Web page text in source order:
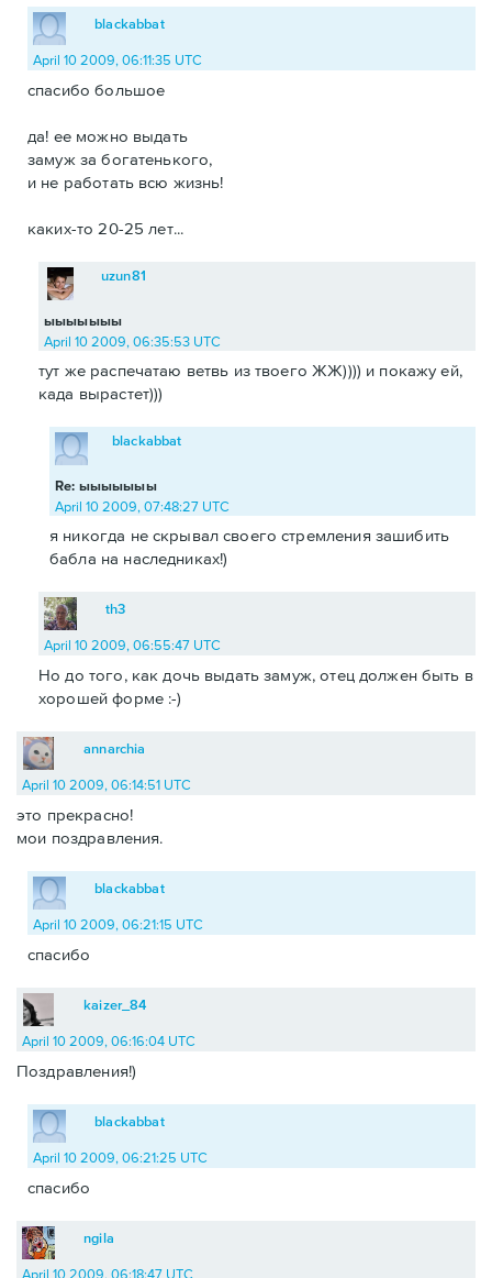
blackabbat
April 10 2009, 06:11:35 UTC
спасибо большое
да! ее можно выдать
замуж за богатенького,
и не работать всю жизнь!
каких-то 20-25 лет...
ыыыыыыы
uzun81
April 10 2009, 06:35:53 UTC
тут же распечатаю ветвь из твоего ЖЖ)))) и покажу ей,
када вырастет)))
Re: ыыыыыыы
blackabbat
April 10 2009, 07:48:27 UTC
я никогда не скрывал своего стремления зашибить
бабла на наследниках!)
th3
April 10 2009, 06:55:47 UTC
Но до того, как дочь выдать замуж, отец должен быть в
хорошей форме :-)
annarchia
April 10 2009, 06:14:51 UTC
это прекрасно!
мои поздравления.
blackabbat
April 10 2009, 06:21:15 UTC
спасибо
kaizer_84
April 10 2009, 06:16:04 UTC
Поздравления!)
blackabbat
April 10 2009, 06:21:25 UTC
спасибо
ngila
April 10 2009, 06:18:47 UTC